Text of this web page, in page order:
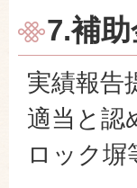
7.補
実績報告
適当と認
ロック塀